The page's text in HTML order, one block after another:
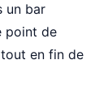
un bar
point de
en fin de